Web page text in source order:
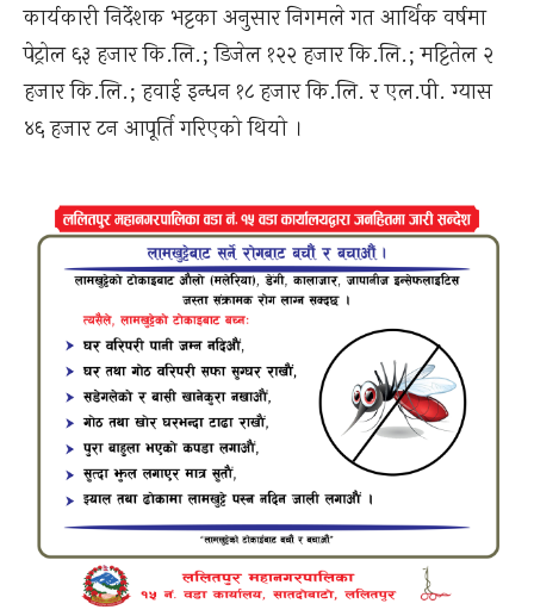
कार्यकारी निर्देशक भट्टका अनुसार निगमले गत आर्थिक वर्षमा
पेट्रोल ६३ हजार कि.लि.; डिजेल १२२ हजार कि.लि.; मट्टितेल २
हजार कि.लि.; हवाई इन्धन १८ हजार कि.लि. र एल.पी. ग्यास
४६ हजार टन आपूर्ति गरिएको थियो ।